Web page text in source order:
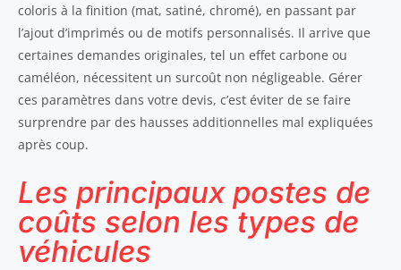
coloris à la finition (mat, satiné, chromé), en passant par
l’ajout d’imprimés ou de motifs personnalisés. Il arrive que
certaines demandes originales, tel un effet carbone ou
caméléon, nécessitent un surcoût non négligeable. Gérer
ces paramètres dans votre devis, c’est éviter de se faire
surprendre par des hausses additionnelles mal expliquées
après coup.
Les principaux postes de
coûts selon les types de
véhicules